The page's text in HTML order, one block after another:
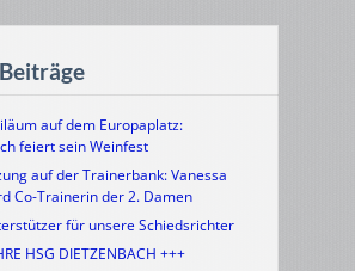
auf dem Europaplatz:
feiert sein Weinfest
auf der Trainerbank: Vanessa
Co-Trainerin der 2. Damen
für unsere Schiedsrichter
HSG DIETZENBACH +++